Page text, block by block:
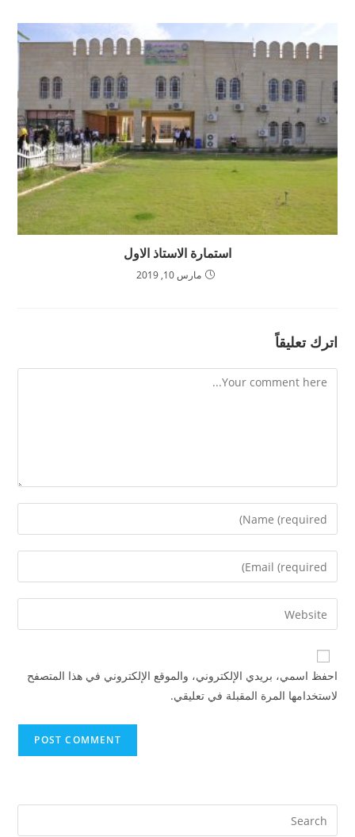
استمارة الاستاذ الاول
مارس 10, 2019
اترك تعليقاً
Comment
Enter
your
name
comment
Enter
your
email
address
comment
Enter
your
website
URL
احفظ اسمي، بريدي الإلكتروني، والموقع الإلكتروني في هذا المتصفح
لاستخدامها المرة المقبلة في تعليقي.